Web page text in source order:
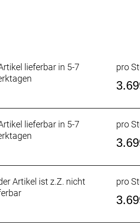
30TPI
OD 50/61mm, ID 44/55mm
0°
lieferbar in 5-7
pro
lieferbar in 5-7
pro
Artikel ist z.Z. nicht
pro